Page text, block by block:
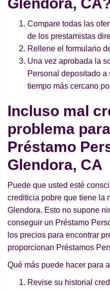
Glendora,
Compare todas las
de los prestamistas
Rellene el formulario
Una vez aprobada la
Personal depositado a
tiempo más cercano
Incluso mal
problema
Préstamo
Glendora, CA
Puede que usted esté
crediticia pobre que tiene la
Glendora. Esto no supone
conseguir un Préstamo
los precios para encontrar
proporcionan Préstamos
Qué más puede hacer para
Revise su historial